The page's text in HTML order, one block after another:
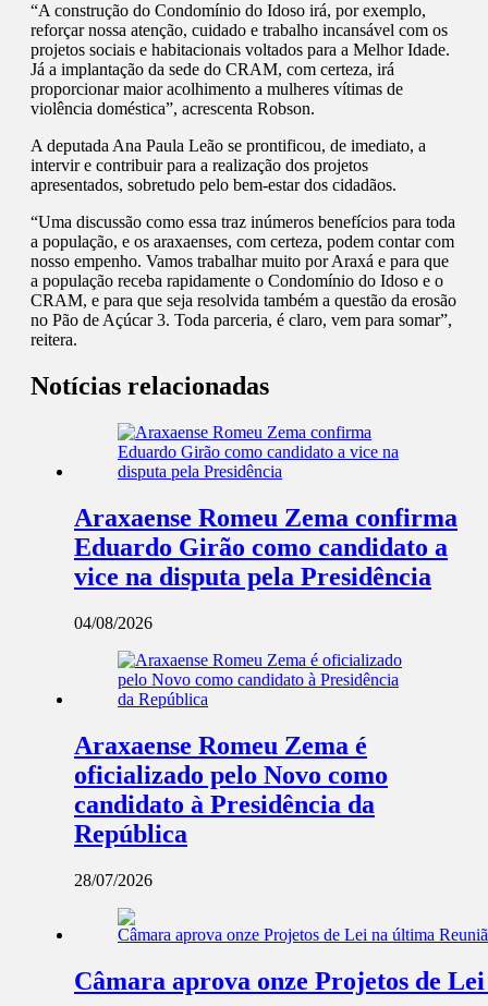
“A construção do Condomínio do Idoso irá, por exemplo,
reforçar nossa atenção, cuidado e trabalho incansável com os
projetos sociais e habitacionais voltados para a Melhor Idade.
Já a implantação da sede do CRAM, com certeza, irá
proporcionar maior acolhimento a mulheres vítimas de
violência doméstica”, acrescenta Robson.
A deputada Ana Paula Leão se prontificou, de imediato, a
intervir e contribuir para a realização dos projetos
apresentados, sobretudo pelo bem-estar dos cidadãos.
“Uma discussão como essa traz inúmeros benefícios para toda
a população, e os araxaenses, com certeza, podem contar com
nosso empenho. Vamos trabalhar muito por Araxá e para que
a população receba rapidamente o Condomínio do Idoso e o
CRAM, e para que seja resolvida também a questão da erosão
no Pão de Açúcar 3. Toda parceria, é claro, vem para somar”,
reitera.
Notícias relacionadas
Araxaense Romeu Zema confirma
Eduardo Girão como candidato a
vice na disputa pela Presidência
04/08/2026
Araxaense Romeu Zema é
oficializado pelo Novo como
candidato à Presidência da
República
28/07/2026
Câmara aprova onze Projetos de